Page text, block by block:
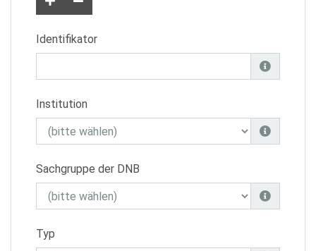
Identifikator
Institution
Sachgruppe der DNB
Typ